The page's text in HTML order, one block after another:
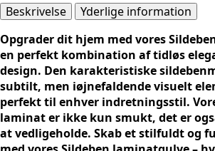
antal
Beskrivelse
Yderlige information
Opgrader dit hjem med vores
en perfekt kombination af tidløs
design. Den karakteristiske
subtilt, men iøjnefaldende visuelt
perfekt til enhver indretningsstil.
laminat er ikke kun smukt, det er
at vedligeholde. Skab et stilfuldt og